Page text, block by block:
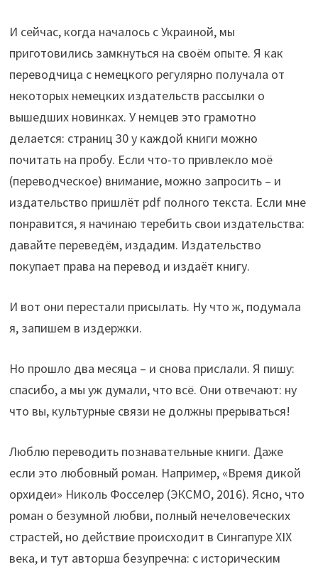
И сейчас, когда началось с Украиной, мы
приготовились замкнуться на своём опыте. Я как
переводчица с немецкого регулярно получала от
некоторых немецких издательств рассылки о
вышедших новинках. У немцев это грамотно
делается: страниц 30 у каждой книги можно
почитать на пробу. Если что-то привлекло моё
(переводческое) внимание, можно запросить – и
издательство пришлёт pdf полного текста. Если мне
понравится, я начинаю теребить свои издательства:
давайте переведём, издадим. Издательство
покупает права на перевод и издаёт книгу.
И вот они перестали присылать. Ну что ж, подумала
я, запишем в издержки.
Но прошло два месяца – и снова прислали. Я пишу:
спасибо, а мы уж думали, что всё. Они отвечают: ну
что вы, культурные связи не должны прерываться!
Люблю переводить познавательные книги. Даже
если это любовный роман. Например, «Время дикой
орхидеи» Николь Фосселер (ЭКСМО, 2016). Ясно, что
роман о безумной любви, полный нечеловеческих
страстей, но действие происходит в Сингапуре XIX
века, и тут авторша безупречна: с историческим